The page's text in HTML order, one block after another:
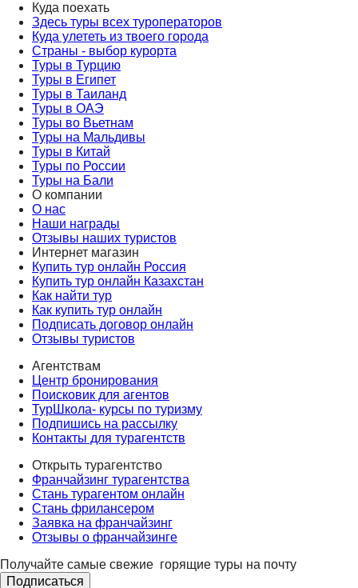
Куда поехать
Здесь туры всех туроператоров
Куда улететь из твоего города
Страны - выбор курорта
Туры в Турцию
Туры в Египет
Туры в Таиланд
Туры в ОАЭ
Туры во Вьетнам
Туры на Мальдивы
Туры в Китай
Туры по России
Туры на Бали
О компании
О нас
Наши награды
Отзывы наших туристов
Интернет магазин
Купить тур онлайн Россия
Купить тур онлайн Казахстан
Как найти тур
Как купить тур онлайн
Подписать договор онлайн
Отзывы туристов
Агентствам
Центр бронирования
Поисковик для агентов
ТурШкола- курсы по туризму
Подпишись на рассылку
Контакты для турагентств
Открыть турагентство
Франчайзинг турагентства
Стань турагентом онлайн
Стань фрилансером
Заявка на франчайзинг
Отзывы о франчайзинге
Получайте самые свежие горящие туры на почту
Подписаться